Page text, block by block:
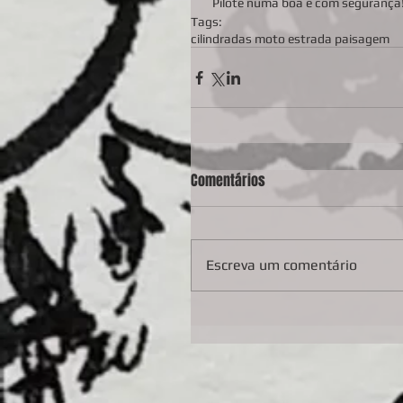
Tags:
cilindradas moto estrada paisagem
Comentários
Escreva um comentário